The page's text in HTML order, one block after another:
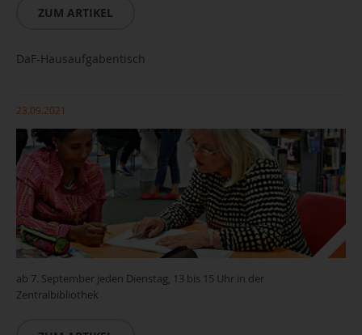
ZUM ARTIKEL
DaF-Hausaufgabentisch
23.09.2021
ab 7. September jeden Dienstag, 13 bis 15 Uhr in der
Zentralbibliothek